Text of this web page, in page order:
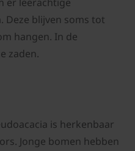
Deze blijven soms tot
hangen. In de
zaden.
is herkenbaar
Jonge bomen hebben